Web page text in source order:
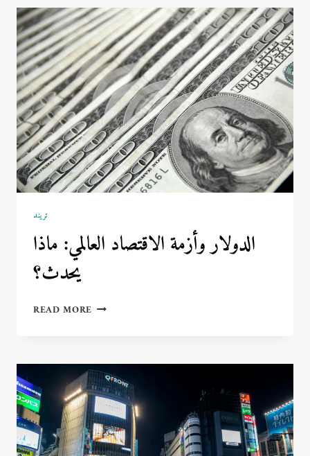
يجعلها
ساحرة
ومميزة
عالميًا؟
تريند
الدولار وأزمة الاقتصاد العالمي: ماذا
يحدث؟
READ MORE الدولار
ماذا
يحدث؟